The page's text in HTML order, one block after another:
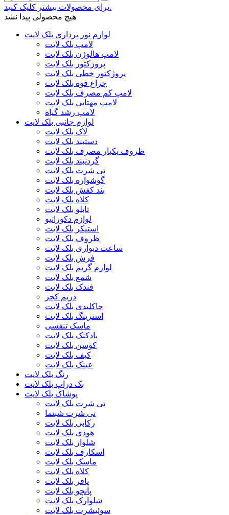
برای محصولات بیشتر کلیک کنید.
هیچ محصولی پیدا نشد
لوازم نور پردازی بلک لایت
لامپ بلک لایت
لامپ هالوژن بلک لایت
پروژکتور بلک لایت
پروژکتور خطی بلک لایت
چراغ قوه بلک لایت
لامپ کم مصرف بلک لایت
لامپ مهتابی بلک لایت
لامپ رشد گیاه
لوازم جانبی بلک لایت
لاک بلک لایت
دستبند بلک لایت
ظروف یکبار مصرف بلک لایت
گردنبند بلک لایت
تی شرت بلک لایت
گوشواره بلک لایت
بند کفش بلک لایت
کلاه بلک لایت
تابلو بلک لایت
لوازم دکوراتیو
استیکر بلک لایت
ظروف بلک لایت
ساعت دیواری بلک لایت
فرش بلک لایت
لوازم گریم بلک لایت
شمع بلک لایت
فندک بلک لایت
دریم کچر
جاکلیدی بلک لایت
استرینگ بلک لایت
ماسک تنفسی
بادکنک بلک لایت
کوسن بلک لایت
کیف بلک لایت
عینک بلک لایت
رنگ بلک لایت
بک دراپ بلک لایت
پوشاک بلک لایت
تی شرت بلک لایت
تی شرت شبنما
رکابی بلک لایت
هودی بلک لایت
شلوار بلک لایت
اسکارف بلک لایت
ماسک بلک لایت
کلاه بلک لایت
پافر بلک لایت
پانچو بلک لایت
شلوارک بلک لایت
سوئیشرت بلک لایت